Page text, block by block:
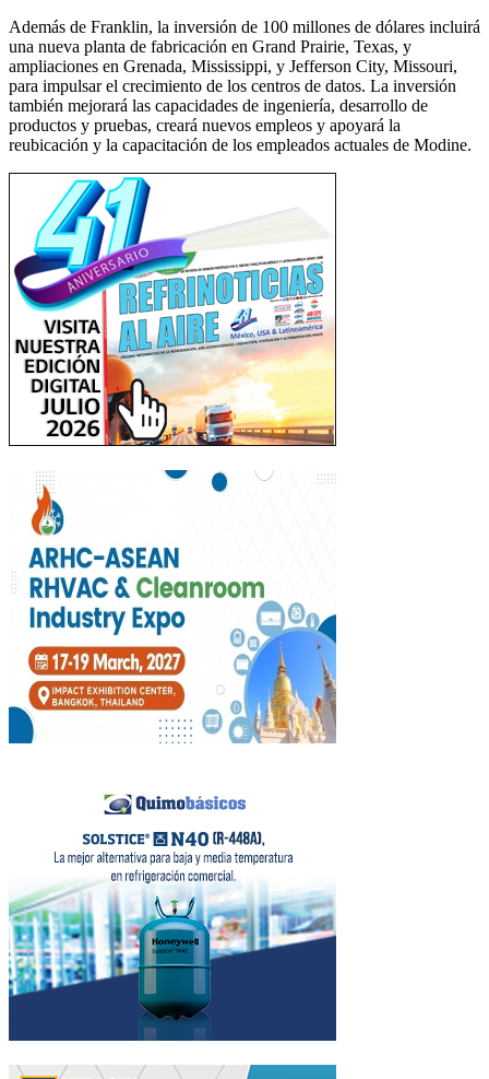
Además de Franklin, la inversión de 100 millones de dólares incluirá
una nueva planta de fabricación en Grand Prairie, Texas, y
ampliaciones en Grenada, Mississippi, y Jefferson City, Missouri,
para impulsar el crecimiento de los centros de datos. La inversión
también mejorará las capacidades de ingeniería, desarrollo de
productos y pruebas, creará nuevos empleos y apoyará la
reubicación y la capacitación de los empleados actuales de Modine.